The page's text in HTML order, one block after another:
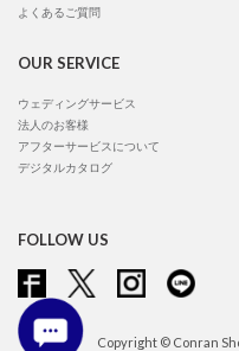
よくあるご質問
OUR SERVICE
ウェディングサービス
法人のお客様
アフターサービスについて
デジタルカタログ
FOLLOW US
Copyright © Conran